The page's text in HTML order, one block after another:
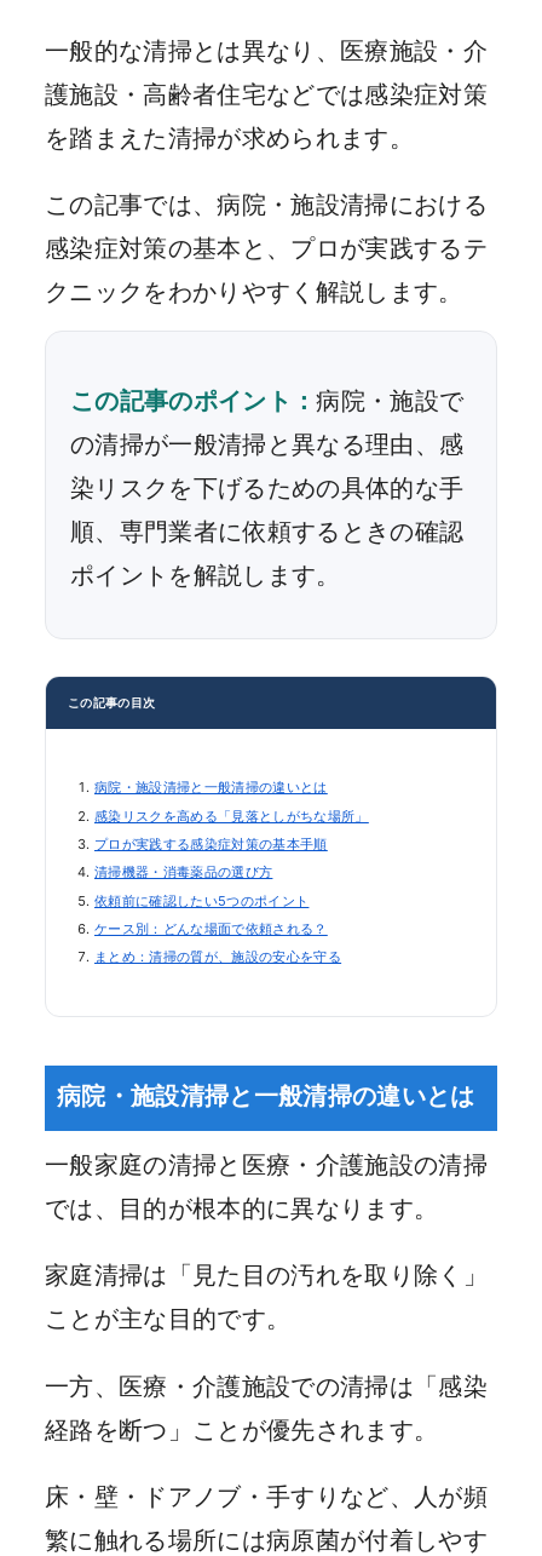
一般的な清掃とは異なり、医療施設・介
護施設・高齢者住宅などでは感染症対策
を踏まえた清掃が求められます。
この記事では、病院・施設清掃における
感染症対策の基本と、プロが実践するテ
クニックをわかりやすく解説します。
この記事のポイント：病院・施設で
の清掃が一般清掃と異なる理由、感
染リスクを下げるための具体的な手
順、専門業者に依頼するときの確認
ポイントを解説します。
この記事の目次
病院・施設清掃と一般清掃の違いとは
感染リスクを高める「見落としがちな場所」
プロが実践する感染症対策の基本手順
清掃機器・消毒薬品の選び方
依頼前に確認したい5つのポイント
ケース別：どんな場面で依頼される？
まとめ：清掃の質が、施設の安心を守る
病院・施設清掃と一般清掃の違いとは
一般家庭の清掃と医療・介護施設の清掃
では、目的が根本的に異なります。
家庭清掃は「見た目の汚れを取り除く」
ことが主な目的です。
一方、医療・介護施設での清掃は「感染
経路を断つ」ことが優先されます。
床・壁・ドアノブ・手すりなど、人が頻
繁に触れる場所には病原菌が付着しやす